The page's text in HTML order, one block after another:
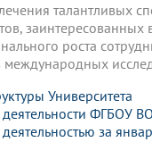
талантливых
роста
Университета
ФГБОУ
за